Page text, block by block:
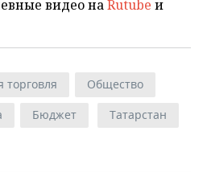
видео наRutube и
торговля
Общество
Бюджет
Татарстан